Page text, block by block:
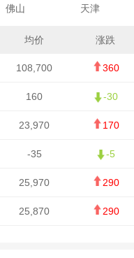
佛山 天津
均价 涨跌
108,700 360
160 -30
23,970 170
-35 -5
25,970 290
25,870 290